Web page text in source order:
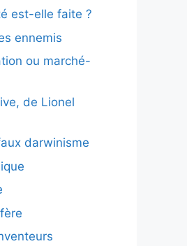
est-elle faite ?
ennemis
ou marché-
de Lionel
darwinisme